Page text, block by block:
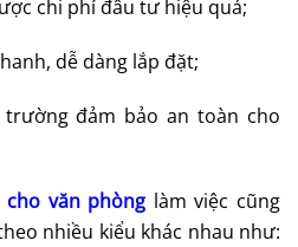
chi phí đâu tư hiệu quả;
dễ dàng lắp đặt;
đảm bảo an toàn cho
văn phòng làm việc cũng
nhiều kiểu khác nhau như: